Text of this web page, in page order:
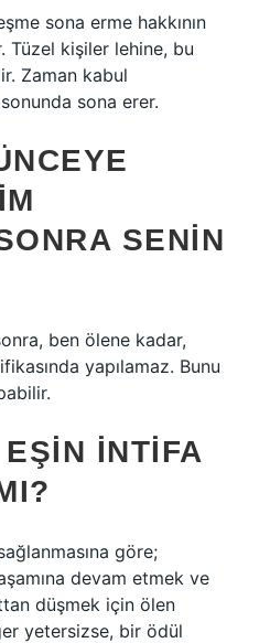
sona erme hakkının
Tüzel kişiler lehine, bu
Zaman kabul
sona erer.
SENIN
ben ölene kadar,
yapılamaz. Bunu
INTIFA
göre;
devam etmek ve
düşmek için ölen
yetersizse, bir ödül